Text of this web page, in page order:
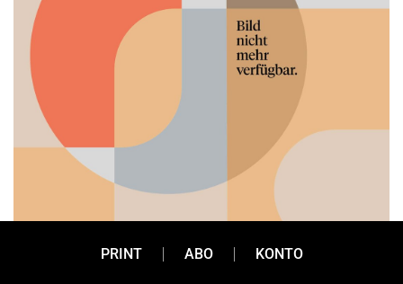
PRINT ABO KONTO